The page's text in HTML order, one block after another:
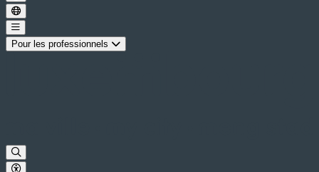
Pour les professionnels